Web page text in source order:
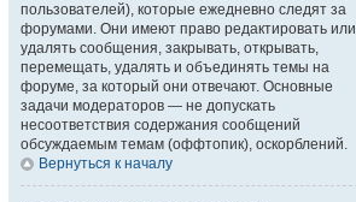
пользователей), которые ежедневно следят за
форумами. Они имеют право редактировать или
удалять сообщения, закрывать, открывать,
перемещать, удалять и объединять темы на
форуме, за который они отвечают. Основные
задачи модераторов — не допускать
несоответствия содержания сообщений
обсуждаемым темам (оффтопик), оскорблений.
Вернуться к началу